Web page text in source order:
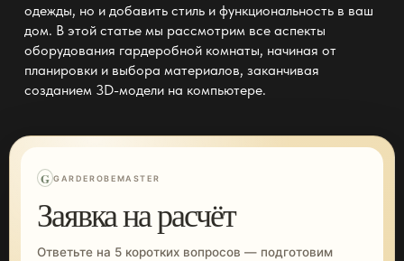
одежды, но и добавить стильи функциональность в ваш
дом. В этой статье мы рассмотрим все аспекты
оборудования гардеробной комнаты, начиная от
планировки и выбора материалов, заканчивая
созданием 3D-модели на компьютере.
G GARDEROBEMASTER
Заявка на расчёт
Ответьте на 5 коротких вопросов — подготовим